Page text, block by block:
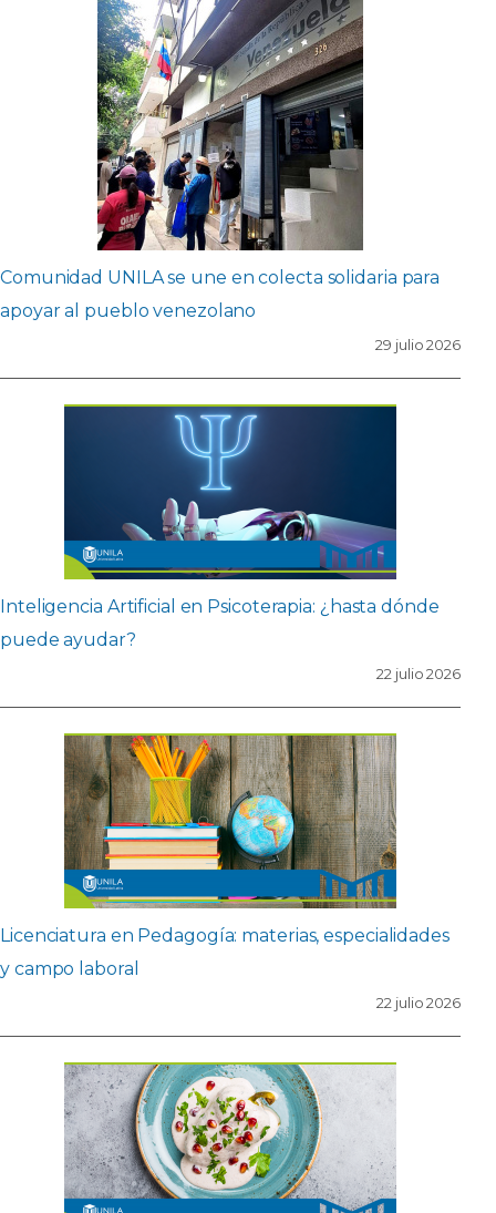
Comunidad UNILA se une en colecta solidaria para
apoyar al pueblo venezolano
29 julio 2026
Inteligencia Artificial en Psicoterapia: ¿hasta dónde
puede ayudar?
22 julio 2026
Licenciatura en Pedagogía: materias, especialidades
y campo laboral
22 julio 2026